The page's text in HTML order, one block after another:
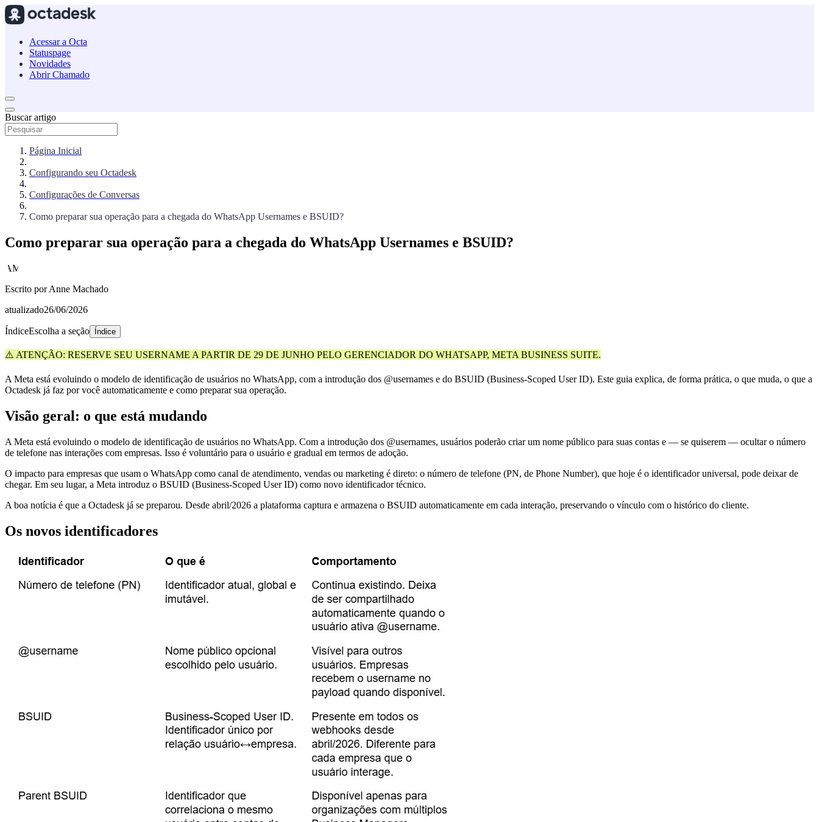
Acessar a Octa
Statuspage
Novidades
Abrir Chamado
Buscar artigo
Página Inicial
Configurando seu Octadesk
Configurações de Conversas
Como preparar sua operação para a chegada do WhatsApp Usernames e BSUID?
Como preparar sua operação para a chegada do WhatsApp Usernames e BSUID?
AM
Escrito porAnne Machado
atualizado26/06/2026
ÍndiceEscolha a seção Índice
⚠️ ATENÇÃO: RESERVE SEU USERNAME A PARTIR DE 29 DE JUNHO PELO GERENCIADOR DO WHATSAPP, META BUSINESS SUITE.
A Meta está evoluindo o modelo de identificação de usuários no WhatsApp, com a introdução dos @usernames e do BSUID (Business-Scoped User ID). Este guia explica, de forma prática, o que muda, o que a
Octadesk já faz por você automaticamente e como preparar sua operação.
Visão geral: o que está mudando
A Meta está evoluindo o modelo de identificação de usuários no WhatsApp. Com a introdução dos @usernames, usuários poderão criar um nome público para suas contas e — se quiserem — ocultar o número
de telefone nas interações com empresas. Isso é voluntário para o usuário e gradual em termos de adoção.
O impacto para empresas que usam o WhatsApp como canal de atendimento, vendas ou marketing é direto: o número de telefone (PN, de Phone Number), que hoje é o identificador universal, pode deixar de
chegar. Em seu lugar, a Meta introduz o BSUID (Business-Scoped User ID) como novo identificador técnico.
A boa notícia é que a Octadesk já se preparou. Desde abril/2026 a plataforma captura e armazena o BSUID automaticamente em cada interação, preservando o vínculo com o histórico do cliente.
Os novos identificadores